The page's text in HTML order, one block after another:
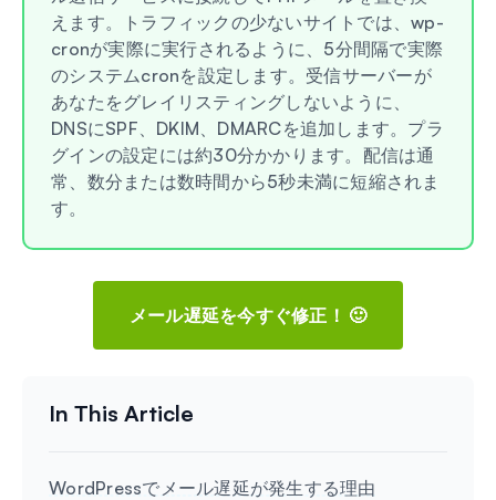
えます。トラフィックの少ないサイトでは、wp-
cronが実際に実行されるように、5分間隔で実際
のシステムcronを設定します。受信サーバーが
あなたをグレイリスティングしないように、
DNSにSPF、DKIM、DMARCを追加します。プラ
グインの設定には約30分かかります。配信は通
常、数分または数時間から5秒未満に短縮されま
す。
メール遅延を今すぐ修正！ 🙂
WordPressでメール遅延が発生する理由